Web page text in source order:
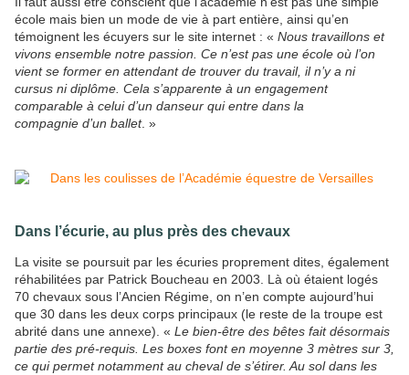
école mais bien un mode de vie à part entière, ainsi qu’en
témoignent les écuyers sur le site internet : « Nous travaillons et
vivons ensemble notre passion. Ce n’est pas une école où l’on
vient se former en attendant de trouver du travail, il n’y a ni
cursus ni diplôme. Cela s’apparente à un engagement
comparable à celui d’un danseur qui entre dans la
compagnie d’un ballet. »
Dans l’écurie, au plus près des chevaux
La visite se poursuit par les écuries proprement dites, également
réhabilitées par Patrick Boucheau en 2003. Là où étaient logés
70 chevaux sous l’Ancien Régime, on n’en compte aujourd’hui
que 30 dans les deux corps principaux (le reste de la troupe est
abrité dans une annexe). « Le bien-être des bêtes fait désormais
partie des pré-requis. Les boxes font en moyenne 3 mètres sur 3,
ce qui permet notamment au cheval de s’étirer. Au sol dans les